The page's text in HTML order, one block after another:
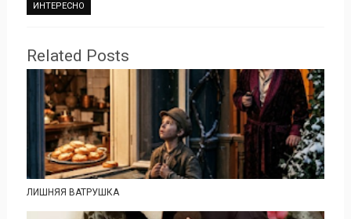
ИНТЕРЕСНО
Related Posts
ЛИШНЯЯ ВАТРУШКА